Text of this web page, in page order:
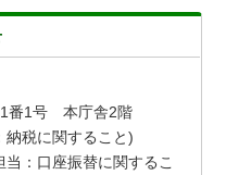
番1号 本庁舎2階
税に関すること)
口座振替に関するこ